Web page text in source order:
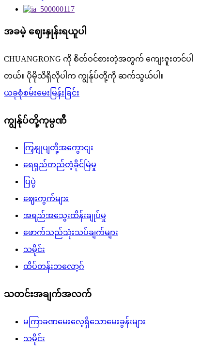
အခမဲ့ ဈေးနှုန်းရယူပါ
CHUANGRONG ကို စိတ်ဝင်စားတဲ့အတွက် ကျေးဇူးတင်ပါ
တယ်။ ပိုမိုသိရှိလိုပါက ကျွန်ုပ်တို့ကို ဆက်သွယ်ပါ။
ယခုစုံစမ်းမေးမြန်းခြင်း
ကျွန်ုပ်တို့ကုမ္ပဏီ
ကြှနျုပျတို့အကွောငျး
ရေရှည်တည်တံ့ခိုင်မြဲမှု
ပြပွဲ
ဈေးကွက်များ
အရည်အသွေးထိန်းချုပ်မှု
ဖောက်သည်သုံးသပ်ချက်များ
သမိုင်း
ထိပ်တန်းဘလော့ဂ်
သတင်းအချက်အလက်
မကြာခဏမေးလေ့ရှိသောမေးခွန်းများ
သမိုင်း